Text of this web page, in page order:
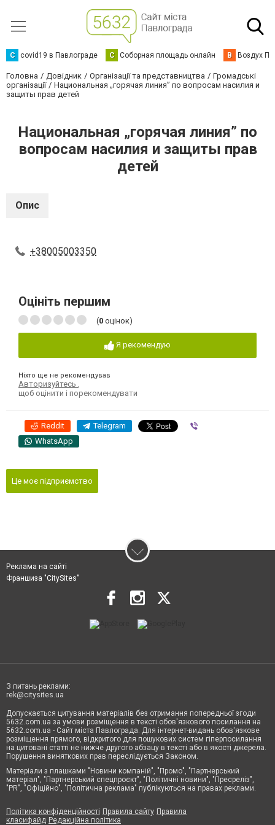
C covid19 в Павлограде С Соборная площадь онлайн В Воздух
Головна Довідник Організації та представництва
Громадські
організації
Национальная „горячая линия” по вопросам насилия и
защиты прав детей
Национальная „горячая линия” по
вопросам насилия и защиты прав
детей
Опис
+38005003350
Оцініть першим
(0 оцінок)
Я рекомендую
Ніхто ще не рекомендував
Авторизуйтесь
щоб оцінити і порекомендувати
Reddit Telegram
WhatsApp
Це моє підприємство
Реклама на сайті
Франшиза "CitySites"
З питань реклами:
rek@citysites.ua
Допускається цитування матеріалів без отримання попередньої згоди
5632.com.ua за умови розміщення в тексті обов'язкового посилання на
5632.com.ua - Сайт міста Павлограда. Для інтернет-видань обов'язкове
розміщення прямого, відкритого для пошукових систем гіперпосилання
на цитовані статті не нижче другого абзацу в тексті або в якості джерела.
Порушення виняткових прав переслідується Законом.
Матеріали з плашками "Новини компаній", "Промо", "Партнерський
матеріал", "Партнерський спецпроєкт", "Політичні новини", "Пресреліз",
"PR", "Офіційно", "Політична реклама" публікуються на правах реклами.
Політика конфіденційності Правила сайту Правила
класифайд Редакційна політика